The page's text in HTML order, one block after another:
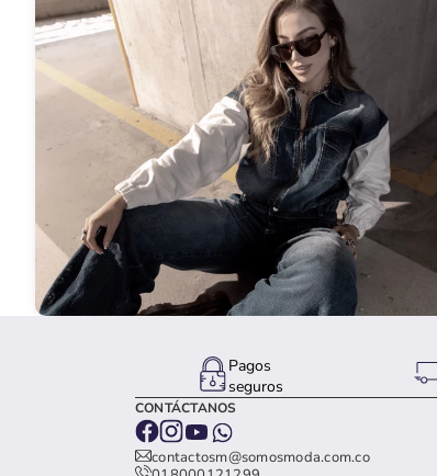
Pagos
seguros
CONTÁCTANOS
contactosm@somosmoda.com.co